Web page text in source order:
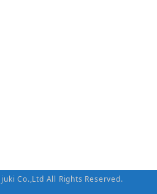
Co.,Ltd All Rights Reserved.